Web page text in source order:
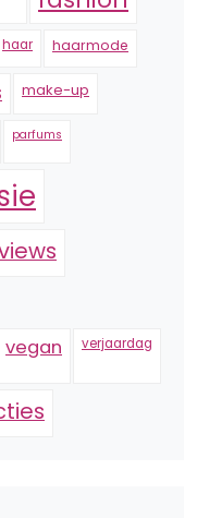
haar haarmode
make-up
parfums
vegan verjaardag